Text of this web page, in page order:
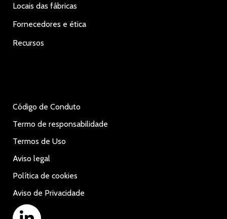
Locais das fábricas
Fornecedores e ética
Recursos
Código de Conduto
Termo de responsabilidade
Termos de Uso
Aviso legal
Política de cookies
Aviso de Privacidade